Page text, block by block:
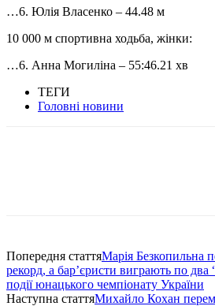
…6. Юлія Власенко – 44.48 м
10 000 м спортивна ходьба, жінки:
…6. Анна Могиліна – 55:46.21 хв
ТЕГИ
Головні новини
Попередня статтяМарія Безкопильна
рекорд, а барʼєристи виграють по два
події юнацького чемпіонату України
Наступна статтяМихайло Кохан